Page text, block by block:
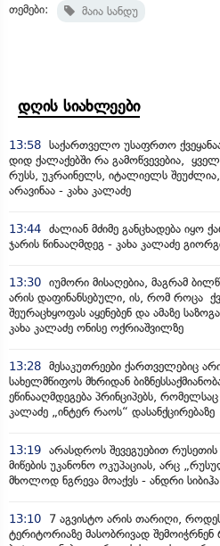
თემები: მაია სანდუ
დღის სიახლეები
13:58 საქართველო უსაფრთო
დიდ ქალაქებში რა გამოწვევებია,
რუსს, უკრაინელს, იტალიელს
არავინაა - კახა კალაძე
13:44 ძალიან მძიმე განცხადება იყო
ჯარის წინააღმდეგ - კახა კალაძე
13:30 იუმორი მისაღებია, მაგრამ
არის დაფინანსებული, ის, რომ როცა
შეურაცხყოფას აყენებენ და ამაზე
კახა კალაძე ონისე ოქრიაშვილზე
13:28 მესაკუთრეები ქართველებიც
სახელმწიფოს მხრიდან
ეწინააღმდეგება პრინციპებს,
კალაძე „ინტერ რაოს“ დასანქცირებაზე
13:19 არასდროს შევეგუებით
მიწების უკანონო ოკუპაციას, არც
მხოლოდ ნგრევა მოაქვს - ანდრი სიბიჰა
13:10
7 აგვისტო არის თარიღი,
ტერიტორიაზე მასობრივად